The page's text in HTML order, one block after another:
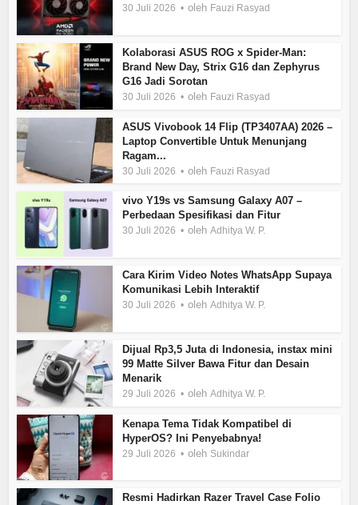
30 Juli 2026 oleh Fauzi Rasyad
Kolaborasi ASUS ROG x Spider-Man:
Brand New Day, Strix G16 dan Zephyrus
G16 Jadi Sorotan
30 Juli 2026 oleh Fauzi Rasyad
ASUS Vivobook 14 Flip (TP3407AA) 2026 –
Laptop Convertible Untuk Menunjang
Ragam...
30 Juli 2026 oleh Fauzi Rasyad
vivo Y19s vs Samsung Galaxy A07 –
Perbedaan Spesifikasi dan Fitur
30 Juli 2026 olehAdhitya W. P.
Cara Kirim Video Notes WhatsApp Supaya
Komunikasi Lebih Interaktif
30 Juli 2026 olehAdhitya W. P.
Dijual Rp3,5 Juta di Indonesia, instax mini
99 Matte Silver Bawa Fitur dan Desain
Menarik
29 Juli 2026 olehAdhitya W. P.
Kenapa Tema Tidak Kompatibel di
HyperOS? Ini Penyebabnya!
29 Juli 2026 oleh Sukindar
Resmi Hadirkan Razer Travel Case Folio